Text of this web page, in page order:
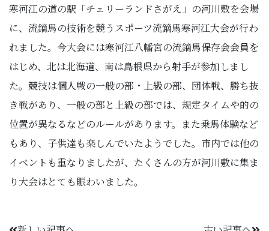
寒河江の道の駅「チェリーランドさがえ」の河川敷を会場
に、流鏑馬の技術を競うスポーツ流鏑馬寒河江大会が行わ
れました。今大会には寒河江八幡宮の流鏑馬保存会会員を
はじめ、北は北海道、南は島根県から射手が参加しまし
た。競技は個人戦の一般の部・上級の部、団体戦、勝ち抜
き戦があり、一般の部と上級の部では、規定タイムや的の
位置が異なるなどのルールがあります。また乗馬体験など
もあり、子供達も楽しんでいたようでした。市内では他の
イベントも重なりましたが、たくさんの方が河川敷に集ま
り大会はとても賑わいました。